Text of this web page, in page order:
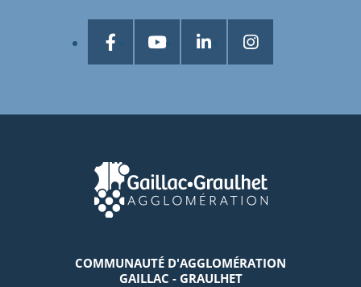
COMMUNAUTÉ D'AGGLOMÉRATION
GAILLAC - GRAULHET